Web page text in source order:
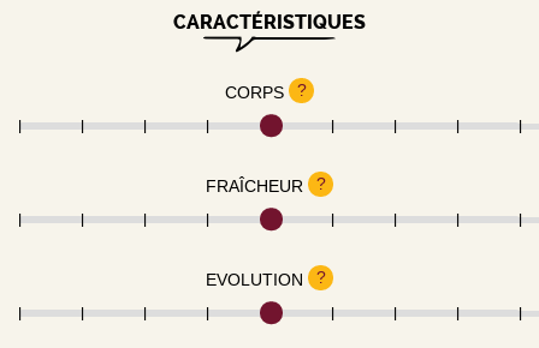
CARACTÉRISTIQUES
CORPS ?
FRAÎCHEUR ?
EVOLUTION ?